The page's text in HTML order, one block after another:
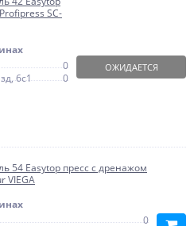
SC-
0
6с1
0
ОЖИДАЕТСЯ
54 Easytop пресс с дренажом
VIEGA
0